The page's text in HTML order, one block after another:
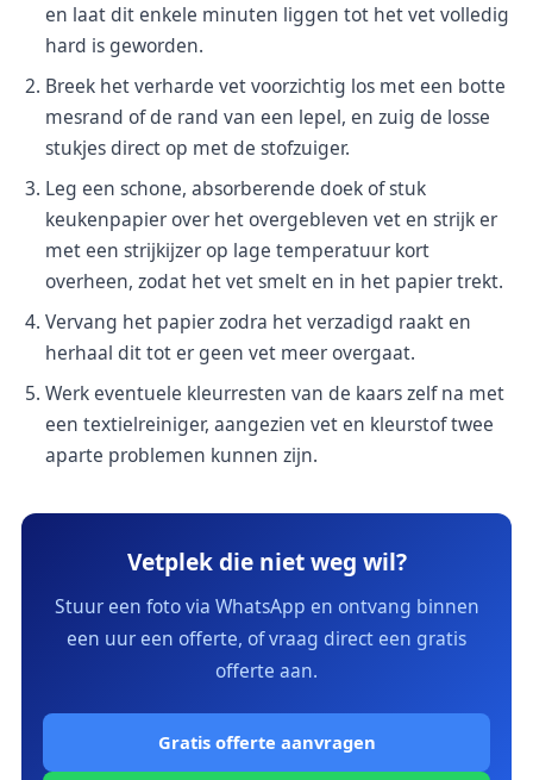
en laat dit enkele minuten liggen tot het vet volledig
hard is geworden.
Breek het verharde vet voorzichtig los met een botte
mesrand of de rand van een lepel, en zuig de losse
stukjes direct op met de stofzuiger.
Leg een schone, absorberende doek of stuk
keukenpapier over het overgebleven vet en strijk er
met een strijkijzer op lage temperatuur kort
overheen, zodat het vet smelt en in het papier trekt.
Vervang het papier zodra het verzadigd raakt en
herhaal dit tot er geen vet meer overgaat.
Werk eventuele kleurresten van de kaars zelf na met
een textielreiniger, aangezien vet en kleurstof twee
aparte problemen kunnen zijn.
Vetplek die niet weg wil?
Stuur een foto via WhatsApp en ontvang binnen
een uur een offerte, of vraag direct een gratis
offerte aan.
Gratis offerte aanvragen